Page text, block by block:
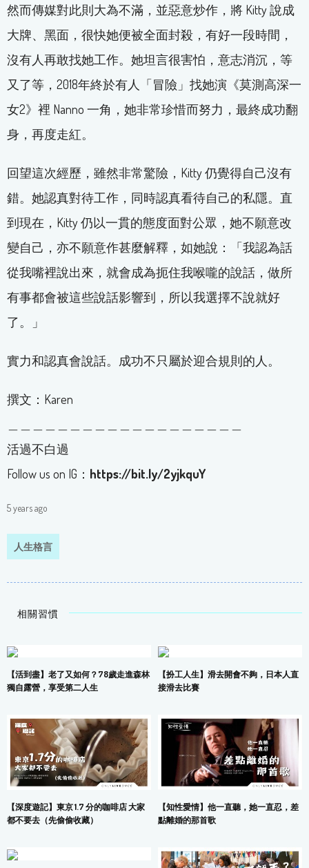
然而傳媒對此則大為不滿，並惡意炒作，將 Kitty 說成
大牌、黑面，很快她便被全面封殺，有好一段時間，
沒有人再敢找她工作。她坦言很害怕，意志消沉，等
又了等，2018年終於有人「冒險」找她演《莫測高深一
女2》裡 Nanno 一角，她非常珍惜而努力，最終成功翻
身，再度走紅。
回望這次經歷，雖然非常驚險，Kitty 仍覺得自己沒有
錯。她認真對待工作，同時認真看待自己的私隱。直
到現在，Kitty 仍以一貫的態度面對公眾，她不願意改
變自己，亦不願意作甚麼解釋，如她說：「我認為話
從我嘴裡說出來，就會成為扼住我喉嚨的說話，做所
有事都會被這些說話影響到，所以我選擇不說就好
了。」
實力和認真會說話。成功不只屬於迎合規則的人。
撰文：Karen
活過不白過
Follow us on IG： https://bit.ly/2yjkquY
5 years ago
人生格言
相關習慣
【活到盡】老了又如何？78歲走進森林
獨自露營，享受第二人生
【扮工人生】滑去開會不夠，日本人直
接滑去比賽
【深度遊記】東京 1.7 分的咖啡店 大家
都不要去（先偷偷收藏）
【知性愛情】他一直聽，她一直忍，差
點離婚的那首歌